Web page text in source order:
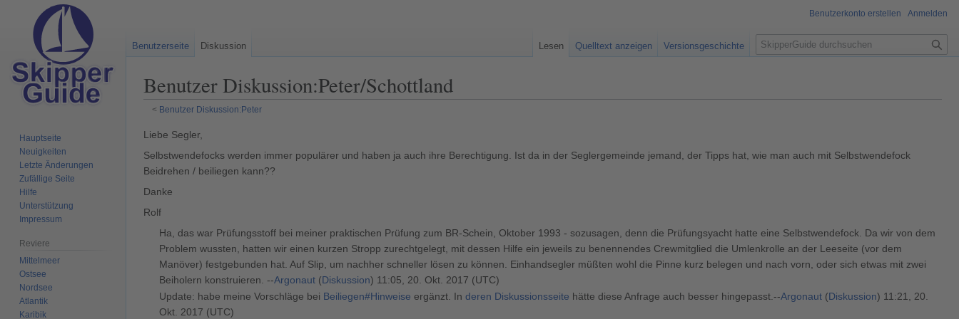
Benutzer Diskussion:Peter/Schottland
< Benutzer Diskussion:Peter
Zur
Navigation
springen
Zur
Suche
springen
Liebe Segler,
Selbstwendefocks werden immer populärer und haben ja auch ihre Berechtigung. Ist da in der Seglergemeinde jemand, der Tipps hat, wie man auch mit Selbstwendefock
Beidrehen / beiliegen kann??
Danke
Rolf
Ha, das war Prüfungsstoff bei meiner praktischen Prüfung zum BR-Schein, Oktober 1993 - sozusagen, denn die Prüfungsyacht hatte eine Selbstwendefock. Da wir von dem
Problem wussten, hatten wir einen kurzen Stropp zurechtgelegt, mit dessen Hilfe ein jeweils zu benennendes Crewmitglied die Umlenkrolle an der Leeseite (vor dem
Manöver) festgebunden hat. Auf Slip, um nachher schneller lösen zu können. Einhandsegler müßten wohl die Pinne kurz belegen und nach vorn, oder sich etwas mit zwei
Beiholern konstruieren. --Argonaut (Diskussion) 11:05, 20. Okt. 2017 (UTC)
Update: habe meine Vorschläge bei Beiliegen#Hinweise ergänzt. Inderen Diskussionsseite hätte diese Anfrage auch besser hingepasst.--Argonaut (Diskussion) 11:21, 20.
Okt. 2017 (UTC)
Benutzerkonto erstellen Anmelden
Benutzerseite Diskussion Lesen Quelltext anzeigen Versionsgeschichte
S
u
e
Hauptseite
Neuigkeiten
Letzte Änderungen
Zufällige Seite
Hilfe
Unterstützung
Impressum
Reviere
Mittelmeer
Ostsee
Nordsee
Atlantik
Karibik